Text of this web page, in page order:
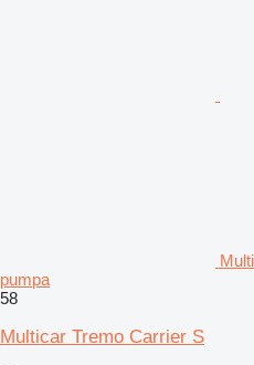
pumpa
58
Multicar Tremo Carrier S